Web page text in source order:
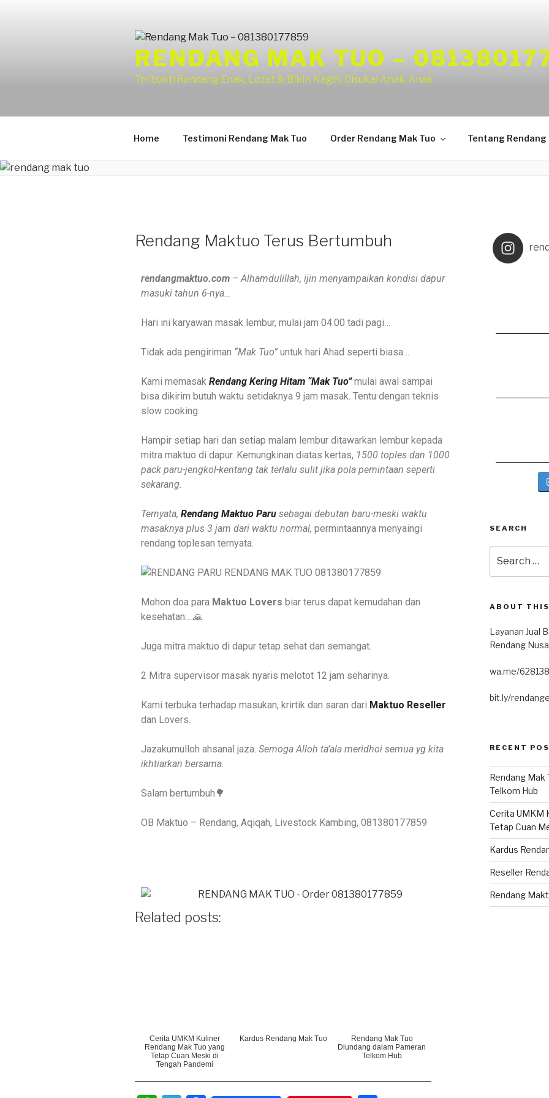
RENDANG MAK TUO –
Terbukti Rendang Enak, Lezat & Bikin Nagih, Disukai Anak-Anak
Home Testimoni Rendang Mak Tuo Order Rendang Mak Tuo Tentang Rendang
Rendang Maktuo Terus Bertumbuh
rendangmaktuo.com – Alhamdulillah, ijin menyampaikan kondisi dapur
masuki tahun 6-nya…
Hari ini karyawan masak lembur, mulai jam 04.00 tadi pagi…
Tidak ada pengiriman “Mak Tuo” untuk hari Ahad seperti biasa…
Kami memasak Rendang Kering Hitam “Mak Tuo” mulai awal sampai
bisa dikirim butuh waktu setidaknya 9 jam masak. Tentu dengan teknis
slow cooking.
Hampir setiap hari dan setiap malam lembur ditawarkan lembur kepada
mitra maktuo di dapur. Kemungkinan diatas kertas, 1500 toples dan 1000
pack paru-jengkol-kentang tak terlalu sulit jika pola pemintaan seperti
sekarang.
Ternyata, Rendang Maktuo Paru sebagai debutan baru-meski waktu
masaknya plus 3 jam dari waktu normal, permintaannya menyaingi
rendang toplesan ternyata.
Mohon doa para Maktuo Lovers biar terus dapat kemudahan dan
kesehatan….🙏
Juga mitra maktuo di dapur tetap sehat dan semangat.
2 Mitra supervisor masak nyaris melotot 12 jam seharinya.
Kami terbuka terhadap masukan, krirtik dan saran dari Maktuo Reseller
dan Lovers.
Jazakumulloh ahsanal jaza. Semoga Alloh ta’ala meridhoi semua yg kita
ikhtiarkan bersama.
Salam bertumbuh🌳
OB Maktuo – Rendang, Aqiqah, Livestock Kambing, 081380177859
Related posts:
Cerita UMKM Kuliner
Rendang Mak Tuo yang
Tetap Cuan Meski di
Tengah Pandemi
Kardus Rendang Mak Tuo
Rendang Mak Tuo
Diundang dalam Pameran
Telkom Hub
SEARCH
ABOUT
Layanan Jual
Rendang
wa.me/
bit.ly/
RECENT
Rendang Mak
Telkom Hub
Cerita UMKM
Tetap Cuan
Kardus
Reseller
Rendang